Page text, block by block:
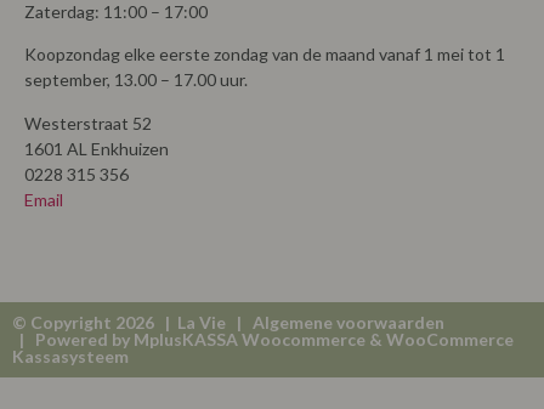
Zaterdag: 11:00 – 17:00
Koopzondag elke eerste zondag van de maand vanaf 1 mei tot 1
september, 13.00 – 17.00 uur.
Westerstraat 52
1601 AL Enkhuizen
0228 315 356
Email
© Copyright 2026 | La Vie | Algemene voorwaarden
| Powered by MplusKASSA Woocommerce & WooCommerce
Kassasysteem